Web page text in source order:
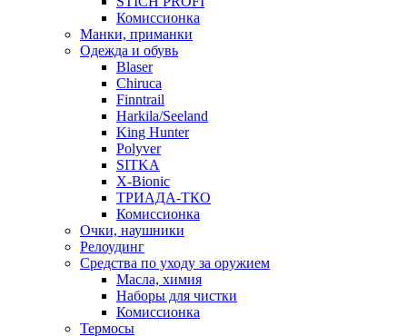
Комиссионка
Манки, приманки
Одежда и обувь
Blaser
Chiruca
Finntrail
Harkila/Seeland
King Hunter
Polyver
SITKA
X-Bionic
ТРИАДА-ТКО
Комиссионка
Очки, наушники
Релоудинг
Средства по уходу за оружием
Масла, химия
Наборы для чистки
Комиссионка
Термосы